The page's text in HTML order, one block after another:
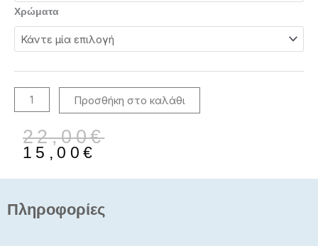
Χρώματα
Παιδικό
Φόρμες
Χειμώνας
243018
ποσότητα
Προσθήκη στο καλάθι
22,00€
Original
price
was:
22,00€.
15,00 €
Η
τρέχουσα
τιμή
είναι:
15,00€.
Πληροφορίες